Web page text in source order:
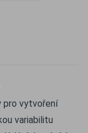
pro vytvoření
variabilitu